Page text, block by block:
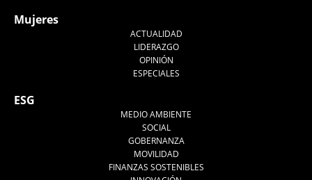
Mujeres
ACTUALIDAD
LIDERAZGO
OPINIÓN
ESPECIALES
ESG
MEDIO AMBIENTE
SOCIAL
GOBERNANZA
MOVILIDAD
FINANZAS SOSTENIBLES